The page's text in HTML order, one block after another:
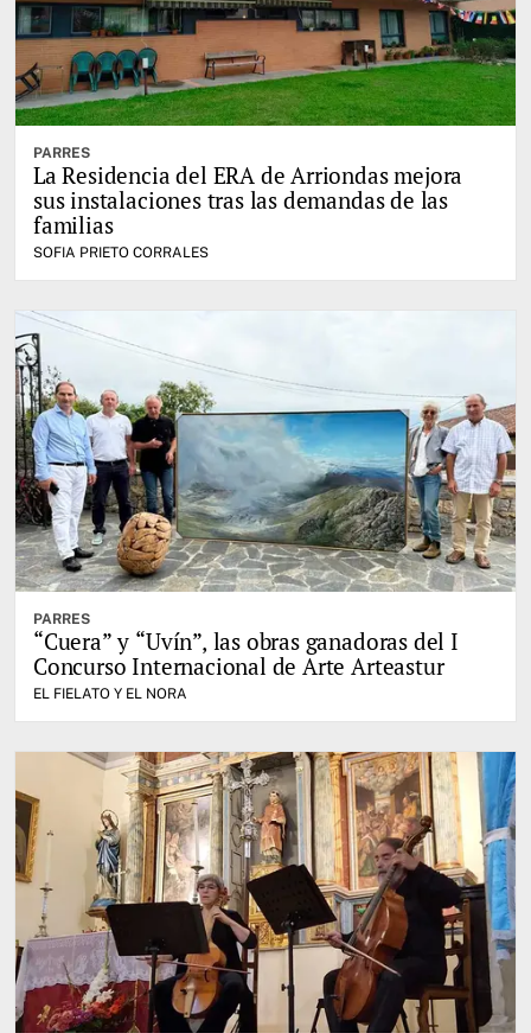
PARRES
La Residencia del ERA de Arriondas mejora
sus instalaciones tras las demandas de las
familias
SOFIA PRIETO CORRALES
PARRES
“Cuera” y “Uvín”, las obras ganadoras del I
Concurso Internacional de Arte Arteastur
EL FIELATO Y EL NORA